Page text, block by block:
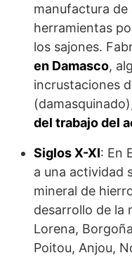
manufactura de
herramientas
los sajones.
en Damasco,
incrustaciones
del trabajo del
Siglos X-XI: En
a una actividad
mineral de
desarrollo de la
Lorena,
Poitou, Anjou,